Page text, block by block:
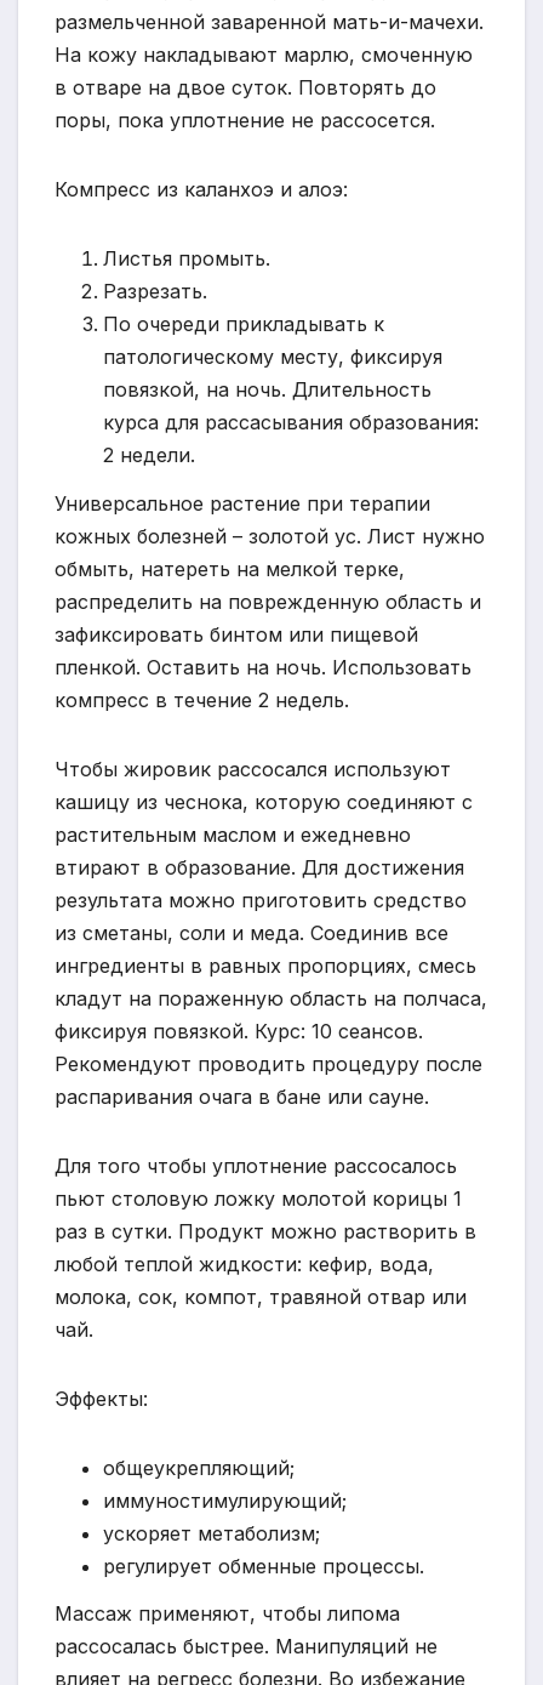
размельченной заваренной мать-и-мачехи.
На кожу накладывают марлю, смоченную
в отваре на двое суток. Повторять до
поры, пока уплотнение не рассосется.
Компресс из каланхоэ и алоэ:
Листья промыть.
Разрезать.
По очереди прикладывать к
патологическому месту, фиксируя
повязкой, на ночь. Длительность
курса для рассасывания образования:
2 недели.
Универсальное растение при терапии
кожных болезней – золотой ус. Лист нужно
обмыть, натереть на мелкой терке,
распределить на поврежденную область и
зафиксировать бинтом или пищевой
пленкой. Оставить на ночь. Использовать
компресс в течение 2 недель.
Чтобы жировик рассосался используют
кашицу из чеснока, которую соединяют с
растительным маслом и ежедневно
втирают в образование. Для достижения
результата можно приготовить средство
из сметаны, соли и меда. Соединив все
ингредиенты в равных пропорциях, смесь
кладут на пораженную область на полчаса,
фиксируя повязкой. Курс: 10 сеансов.
Рекомендуют проводить процедуру после
распаривания очага в бане или сауне.
Для того чтобы уплотнение рассосалось
пьют столовую ложку молотой корицы 1
раз в сутки. Продукт можно растворить в
любой теплой жидкости: кефир, вода,
молока, сок, компот, травяной отвар или
чай.
Эффекты:
общеукрепляющий;
иммуностимулирующий;
ускоряет метаболизм;
регулирует обменные процессы.
Массаж применяют, чтобы липома
рассосалась быстрее. Манипуляций не
влияет на регресс болезни. Во избежание